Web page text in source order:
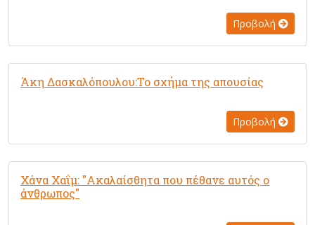
Προβολή
Άκη Δασκαλόπουλου:Το σχήμα της απουσίας
Προβολή
Χάνα Χαΐμ: "Ακαλαίσθητα που πέθανε αυτός ο
άνθρωπος"